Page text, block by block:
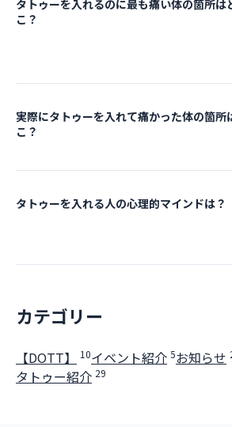
タトゥーを入れるのに最も痛い体の箇所は
こ？
実際にタトゥーを入れて痛かった体の箇所
こ？
タトゥーを入れる人の心理的マインドは？
カテゴリー
【DOTT】 10イベント紹介 5お知らせ
タトゥー紹介 29